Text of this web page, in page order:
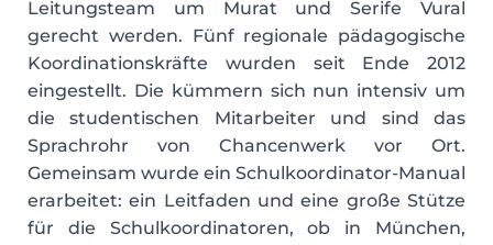
Leitungsteam um Murat und Serife Vural
gerecht werden. Fünf regionale pädagogische
Koordinationskräfte wurden seit Ende 2012
eingestellt. Die kümmern sich nun intensiv um
die studentischen Mitarbeiter und sind das
Sprachrohr von Chancenwerk vor Ort.
Gemeinsam wurde ein Schulkoordinator-Manual
erarbeitet: ein Leitfaden und eine große Stütze
für die Schulkoordinatoren, ob in München,